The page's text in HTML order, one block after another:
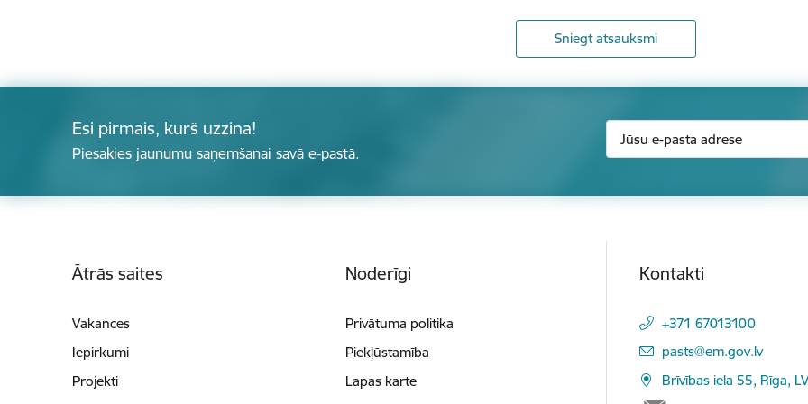
Sniegt atsauksmi
Esi pirmais, kurš uzzina!
Piesakies jaunumu saņemšanai savā e-pastā.
Ātrās saites
Vakances
Iepirkumi
Projekti
Noderīgi
Privātuma politika
Piekļūstamība
Lapas karte
Kontakti
+371 67013100
E-pasts:
pasts@em.gov.lv
Brīvības iela 55, Rīga,